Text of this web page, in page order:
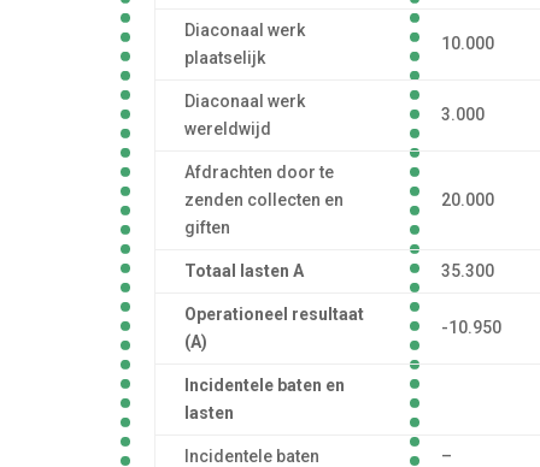
Diaconaal werk
plaatselijk
10.000
Diaconaal werk
wereldwijd
3.000
Afdrachten door te
zenden collecten en
giften
20.000
Totaal lasten A 35.300
Operationeel resultaat
(A)
-10.950
Incidentele baten en
lasten
Incidentele baten –